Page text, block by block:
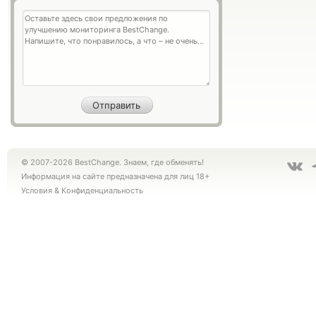
© 2007-2026 BestChange. Знаем, где обменять!
Информация на сайте предназначена для лиц 18+
Условия & Конфиденциальность